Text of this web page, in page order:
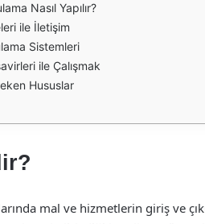
Nasıl Yapılır?
ile İletişim
Sistemleri
ile Çalışmak
Hususlar
mal ve hizmetlerin giriş ve